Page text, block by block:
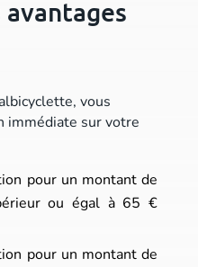
vous
immédiate sur votre
pour un montant de
ou égal à 65 €
pour un montant de